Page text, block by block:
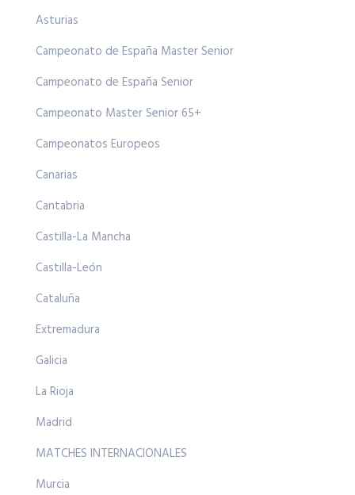
Asturias
Campeonato de España Master Senior
Campeonato de España Senior
Campeonato Master Senior 65+
Campeonatos Europeos
Canarias
Cantabria
Castilla-La Mancha
Castilla-León
Cataluña
Extremadura
Galicia
La Rioja
Madrid
MATCHES INTERNACIONALES
Murcia